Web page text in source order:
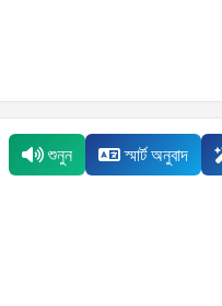
শুনুন স্মার্ট অনুবাদ